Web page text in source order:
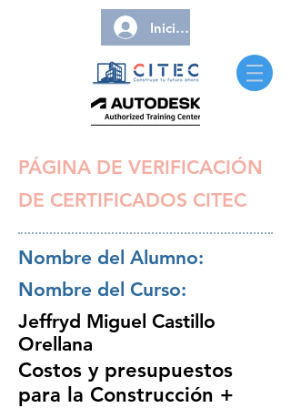
Iniciar sesión
PÁGINA DE VERIFICACIÓN
DE CERTIFICADOS CITEC
Nombre del Alumno:
Nombre del Curso:
Jeffryd Miguel Castillo
Orellana
Costos y presupuestos
para la Construcción +